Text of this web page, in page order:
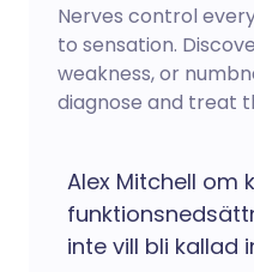
Nerves control
to sensation.
weakness, or
diagnose and treat
Alex Mitchell om
inte vill bli kallad